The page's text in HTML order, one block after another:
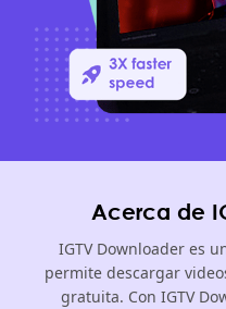
Acerca de
IGTV Downloader es
permite descargar
gratuita. Con IGTV